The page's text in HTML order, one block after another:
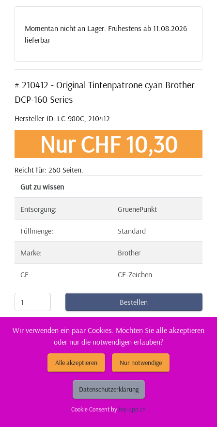
Momentan nicht an Lager. Frühestens ab 11.08.2026
lieferbar
# 210412 - Original Tintenpatrone cyan Brother
DCP-160 Series
Hersteller-ID: LC-980C, 210412
Nur CHF 10,30
Reicht für: 260 Seiten.
Gut zu wissen
Entsorgung: GruenePunkt
Füllmenge: Standard
Marke: Brother
CE: CE-Zeichen
Bestellen
Wir verwenden ein paar Cookies. Möchten Sie alle akzeptieren
oder nur die notwendigen erlauben?
Alle akzeptieren Nur notwendige
Datenschutzerklärung
Cookie Consent bytop-app.ch